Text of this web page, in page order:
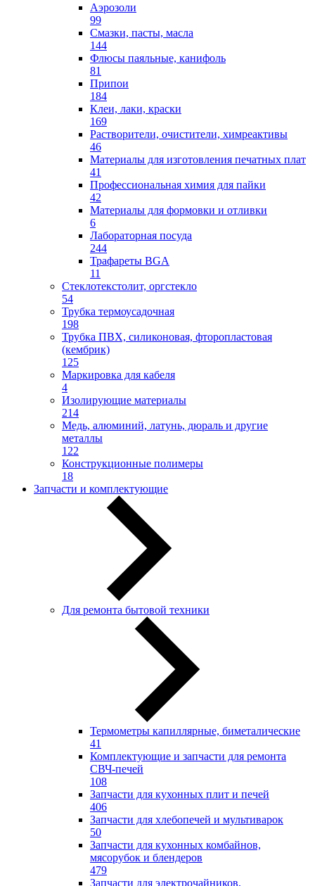
Аэрозоли
99
Смазки, пасты, масла
144
Флюсы паяльные, канифоль
81
Припои
184
Клеи, лаки, краски
169
Растворители, очистители, химреактивы
46
Материалы для изготовления печатных плат
41
Профессиональная химия для пайки
42
Материалы для формовки и отливки
6
Лабораторная посуда
244
Трафареты BGA
11
Стеклотекстолит, оргстекло
54
Трубка термоусадочная
198
Трубка ПВХ, силиконовая, фторопластовая
(кембрик)
125
Маркировка для кабеля
4
Изолирующие материалы
214
Медь, алюминий, латунь, дюраль и другие
металлы
122
Конструкционные полимеры
18
Запчасти и комплектующие
Для ремонта бытовой техники
Термометры капиллярные, биметалические
41
Комплектующие и запчасти для ремонта
СВЧ-печей
108
Запчасти для кухонных плит и печей
406
Запчасти для хлебопечей и мультиварок
50
Запчасти для кухонных комбайнов,
мясорубок и блендеров
479
Запчасти для электрочайников,